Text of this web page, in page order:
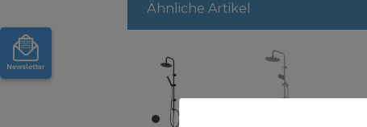
Ähnliche Artikel